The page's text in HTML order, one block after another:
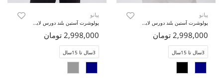
پیانو
پولوشرت آستین بلند دورس لایکرا (ست با کد 11434)
2,998,000 تومان
3سال تا 15سال
پیانو
پولوشرت آستین بلند دورس لایکرا (ست با کد 11434)
2,998,000 تومان
3سال تا 15سال